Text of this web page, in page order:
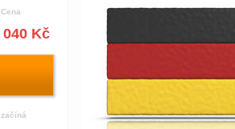
Cena
040 Kč